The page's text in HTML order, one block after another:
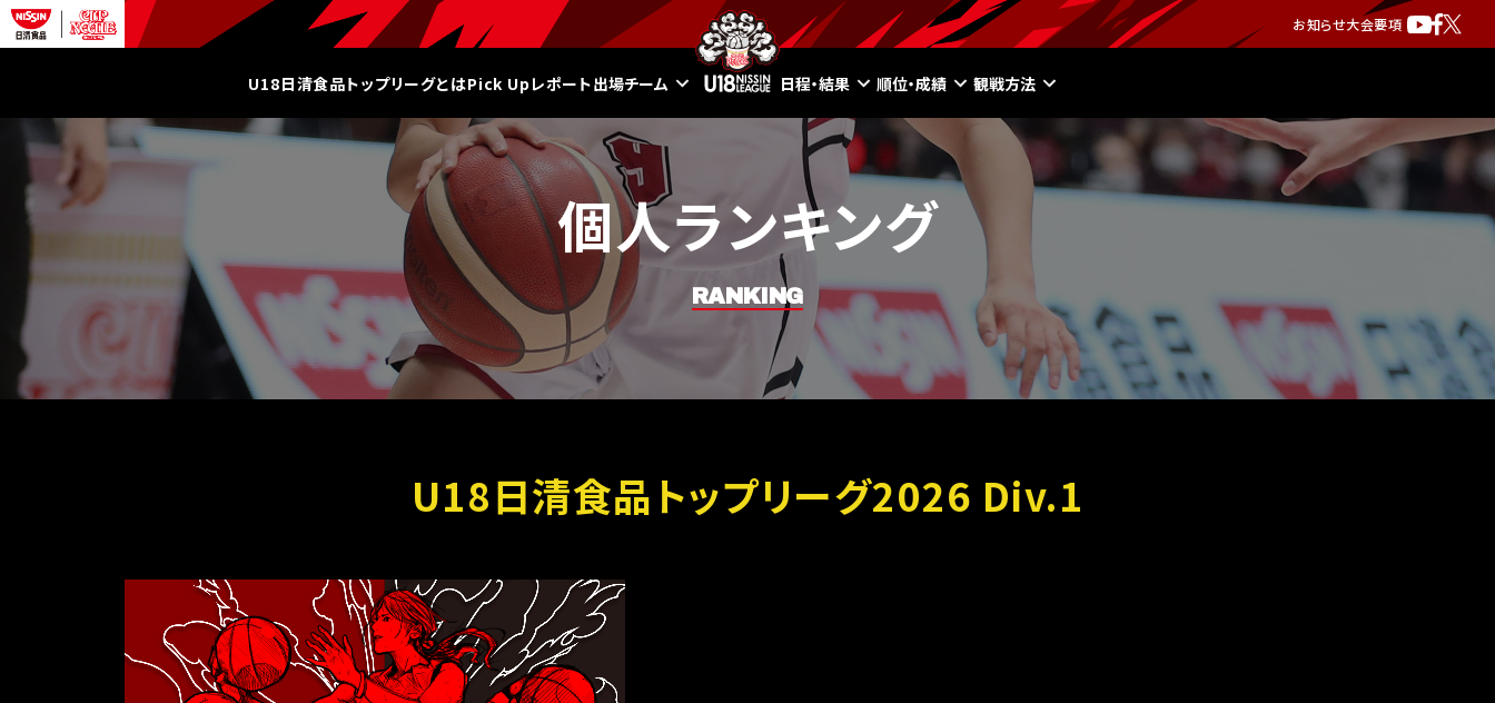
お知らせ大会要項
U18日清食品トップリーグとはPick Upレポート出場チーム 日程・結果 順位・成績 観戦方法
個人ランキング
RANKING
U18日清食品トップリーグ2026 Div.1